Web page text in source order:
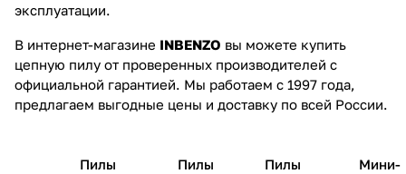
эксплуатации.
В интернет-магазине INBENZO вы можете купить
цепную пилу от проверенных производителей с
официальной гарантией. Мы работаем с 1997 года,
предлагаем выгодные цены и доставку по всей России.
Пилы
Пилы
Пилы
Мини-